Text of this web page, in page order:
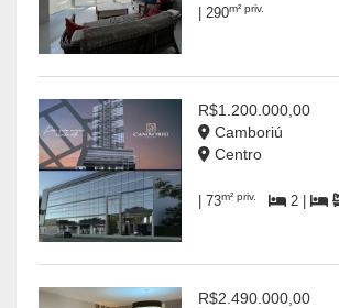
| 290m² priv.
R$1.200.000,00
Camboriú
Centro
| 73m² priv. 2 |
R$2.490.000,00